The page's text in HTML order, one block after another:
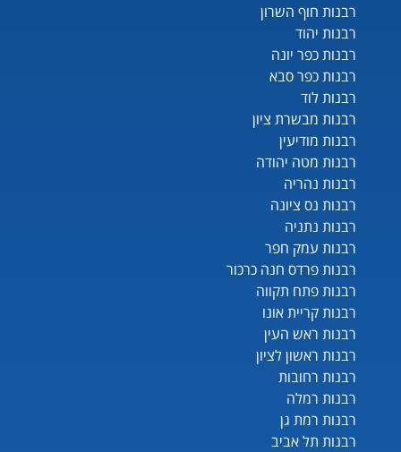
רבנות חוף השרון
רבנות יהוד
רבנות כפר יונה
רבנות כפר סבא
רבנות לוד
רבנות מבשרת ציון
רבנות מודיעין
רבנות מטה יהודה
רבנות נהריה
רבנות נס ציונה
רבנות נתניה
רבנות עמק חפר
רבנות פרדס חנה כרכור
רבנות פתח תקווה
רבנות קריית אונו
רבנות ראש העין
רבנות ראשון לציון
רבנות רחובות
רבנות רמלה
רבנות רמת גן
רבנות תל אביב